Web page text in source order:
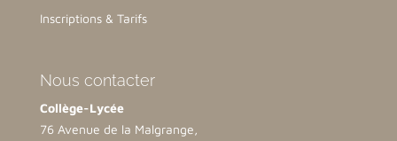
Inscriptions & Tarifs
Nous contacter
Collège-Lycée
76 Avenue de la Malgrange,